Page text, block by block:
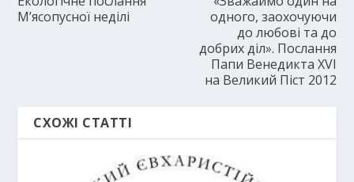
М’ясопусної неділі
одного, заохочуючи
до любові та до
добрих діл». Послання
Папи Венедикта XVI
на Великий Піст 2012
СХОЖІ СТАТТІ